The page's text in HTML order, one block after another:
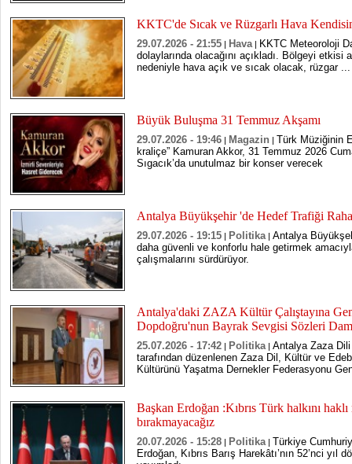
KKTC'de Sıcak ve Rüzgarlı Hava
29.07.2026 - 21:55 | Hava | KKTC Meteoroloji
dolaylarında olacağını açıkladı. Bölgeyi etkisi
nedeniyle hava açık ve sıcak olacak, rüzgar ...
Büyük Buluşma 31 Temmuz Akşamı
29.07.2026 - 19:46 | Magazin | Türk Müziğinin
kraliçe” Kamuran Akkor, 31 Temmuz 2026
Sıgacık’da unutulmaz bir konser verecek
Antalya Büyükşehir 'de Hedef Trafiği
29.07.2026 - 19:15 | Politika | Antalya
daha güvenli ve konforlu hale getirmek
çalışmalarını sürdürüyor.
Antalya'daki ZAZA Kültür Çalıştayına
Dopdoğru'nun Bayrak Sevgisi Sözleri
25.07.2026 - 17:42 | Politika | Antalya Zaza
tarafından düzenlenen Zaza Dil, Kültür ve
Kültürünü Yaşatma Dernekler Federasyonu
Başkan Erdoğan :Kıbrıs Türk halkını
bırakmayacağız
20.07.2026 - 15:28 | Politika | Türkiye
Erdoğan, Kıbrıs Barış Harekâtı’nın 52’nci yıl